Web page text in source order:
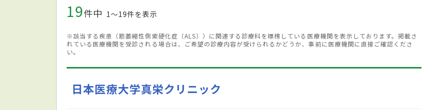
19件中 1〜19件を表示
※該当する疾患（筋萎縮性側索硬化症（ALS））に関連する診療科を標榜している医療機関を表示しております。掲載さ
れている医療機関を受診される場合は、ご希望の診療内容が受けられるかどうか、事前に医療機関に直接ご確認くださ
い。
日本医療大学真栄クリニック